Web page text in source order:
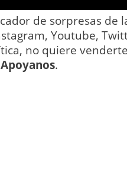
de sorpresas de
Youtube,
no quiere
Apoyanos.